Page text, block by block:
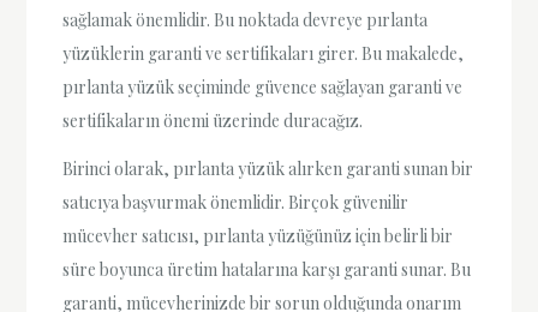
sağlamak önemlidir. Bu noktada devreye pırlanta
yüzüklerin garanti ve sertifikaları girer. Bu makalede,
pırlanta yüzük seçiminde güvence sağlayan garanti ve
sertifikaların önemi üzerinde duracağız.
Birinci olarak, pırlanta yüzük alırken garanti sunan bir
satıcıya başvurmak önemlidir. Birçok güvenilir
mücevher satıcısı, pırlanta yüzüğünüz için belirli bir
süre boyunca üretim hatalarına karşı garanti sunar. Bu
garanti, mücevherinizde bir sorun olduğunda onarım